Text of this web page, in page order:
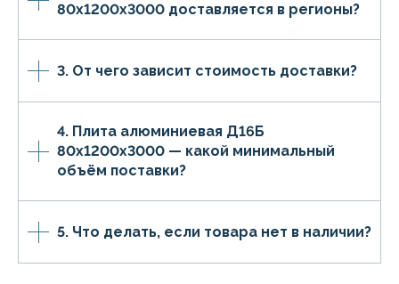
80х1200х3000 доставляется в регионы?
3. От чего зависит стоимость доставки?
4. Плита алюминиевая Д16Б
80х1200х3000 — какой минимальный
объём поставки?
5. Что делать, если товара нет в наличии?